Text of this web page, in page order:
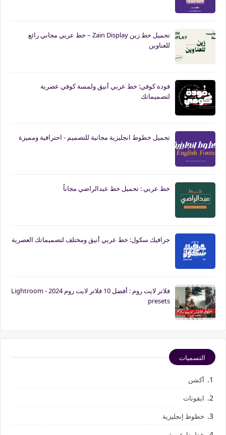
تحميل خط زين Zain Display – خط عربي مجاني رائع
للعناوين
فودة كوفي: خط عربي أنيق ولمسة كوفي عصرية
لتصميماتك
تحميل خطوط انجليزية مجانية للتصميم - احترافية ومميزة
خط عربي : تحميل خط عبدالراضي مجاناً
جرافيك سكول: خط عربي أنيق ومختلف لتصميماتك العصرية
فلاتر لايت روم : أفضل 10 فلاتر لايت روم 2024 - Lightroom
presets
التسميات
أكشن
ايقونات
خطوط إنجليزية